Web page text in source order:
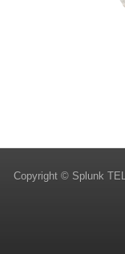
Copyright © Splunk